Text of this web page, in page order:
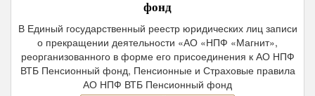
фонд
В Единый государственный реестр юридических лиц записи
о прекращении деятельности «АО «НПФ «Магнит»,
реорганизованного в форме его присоединения к АО НПФ
ВТБ Пенсионный фонд, Пенсионные и Страховые правила
АО НПФ ВТБ Пенсионный фонд